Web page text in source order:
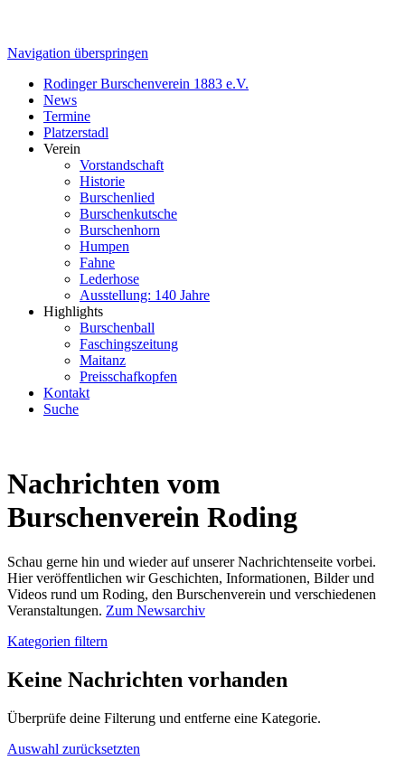
Navigation überspringen
Rodinger Burschenverein 1883 e.V.
News
Termine
Platzerstadl
Verein
Vorstandschaft
Historie
Burschenlied
Burschenkutsche
Burschenhorn
Humpen
Fahne
Lederhose
Ausstellung: 140 Jahre
Highlights
Burschenball
Faschingszeitung
Maitanz
Preisschafkopfen
Kontakt
Suche
Nachrichten vom
Burschenverein Roding
Schau gerne hin und wieder auf unserer Nachrichtenseite vorbei.
Hier veröffentlichen wir Geschichten, Informationen, Bilder und
Videos rund um Roding, den Burschenverein und verschiedenen
Veranstaltungen. Zum Newsarchiv
Kategorien filtern
Keine Nachrichten vorhanden
Überprüfe deine Filterung und entferne eine Kategorie.
Auswahl zurücksetzten